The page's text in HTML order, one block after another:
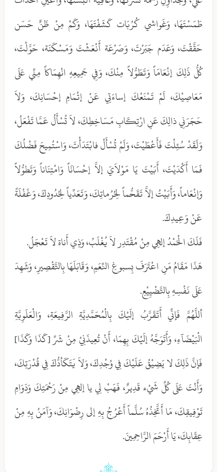
طَمَسْتَهَا، وَغَواشي كُرُبَات كَشَفْتَهَا، وَكَمْ مِنْ ظَنٍّ حَسَن
حَقَّقْتَ، وَعَدَم جَبَرْتَ، وَصَرْعَة أَنْعَشْتَ وَمَسْكَنَة، حَوَّلْتَ،
كُلُّ ذَلِكَ إنْعَامَاً وَتَطَوُّلاً مِنْكَ، وَفِي جَمِيعِهِ انْهِمَاكاً مِنِّي عَلَى
مَعَاصِيْكَ، لَمْ تَمْنَعْكَ إساءَتِي عَنْ إتْمَامِ إحْسَانِكَ، وَلاَ
حَجَرَنِي ذالِكَ عَنِ ارْتِكَابِ مَسَاخِطِكَ، لاَ تُسْأَلُ عَمَّا تَفْعَلُ،
وَلَقَدْ سُئِلْتَ فَأَعْطَيْتَ، وَلَمْ تُسْأَلْ فابْتَدَأْتَ، وَاسْتُمِيحَ فَضْلُكَ
فَمَا أَكْدَيْتَ، أَبَيْتَ يَا مَوْلاَيَ إلاَّ إحْسَانَاً وَامْتِنَاناً وَتَطوُّلاً
وَإنْعَاماً، وَأَبَيْتُ إلاَّ تَقَحُّماً لِحُرُماتِكَ، وَتَعَدِّياً لِحُدُودِكَ، وَغَفْلَةً
عَنْ وَعِيدِكَ.
فَلَكَ الْحَمْدُ إلهِي مِنْ مُقْتَدِر لاَ يُغْلَبُ، وَذِي أَناة لاَ تَعْجَلُ.
هَذَا مَقَامُ مَنِ اعْتَرَفَ بِسبوغِ النِّعَمِ، وَقَابَلَهَا بِالتَّقْصِيرِ، وَشَهِدَ
عَلَى نَفْسِهِ بِالتَّضْيِيْعِ.
أللَّهُمَّ فَإنِّي أَتَقَرَّبُ إلَيْكَ بِالْمُحَمَّدِيَّةِ الرَّفِيعَةِ، وَالْعَلَوِيَّةِ
الْبَيْضَآءِ، وَأَتَوَجَّهُ إلَيْكَ بِهِمَا، أَنْ تُعِيذَنِيْ مِنْ شَرِّ [كَذَا وَكَذَا]
فَإنَّ ذَلِكَ لا يَضِيْقُ عَلَيْكَ فِي وُجْدِكَ، وَلاَ يَتَكَأدُّكَ فِي قُدْرَتِكَ،
وَأَنْتَ عَلَى كُلِّ شَيْء قَدِيرٌ، فَهَبْ لِي يا إلهِي مِنْ رَحْمَتِكَ وَدَوَامِ
تَوْفِيقِكَ، مَا أَتَّخِذُهُ سُلَّماً أَعْرُجُ بِهِ إلى رِضْوَانِكَ، وَآمَنُ بِهِ مِنْ
عِقَابِكَ، يَا أَرْحَمَ الرَّاحِمِينَ.